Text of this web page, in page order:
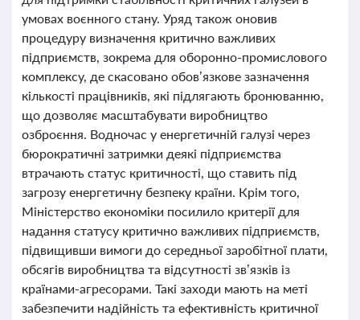
умовах воєнного стану. Уряд також оновив
процедуру визначення критично важливих
підприємств, зокрема для оборонно-промислового
комплексу, де скасовано обов’язкове зазначення
кількості працівників, які підлягають бронюванню,
що дозволяє масштабувати виробництво
озброєння. Водночас у енергетичній галузі через
бюрократичні затримки деякі підприємства
втрачають статус критичності, що ставить під
загрозу енергетичну безпеку країни. Крім того,
Міністерство економіки посилило критерії для
надання статусу критично важливих підприємств,
підвищивши вимоги до середньої заробітної плати,
обсягів виробництва та відсутності зв’язків із
країнами-агресорами. Такі заходи мають на меті
забезпечити надійність та ефективність критичної